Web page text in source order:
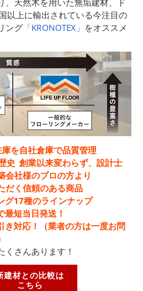
以上に輸出されている今注目の
ング「KRONOTEX」 をオススメ
を自社倉庫で品質管理
史 創業以来変わらず、設計士
会社様のプロの方より
だく信頼のある商品
グ17種のラインナップ
短当日発送！
対応！（業者の方は一度お問
くさんあります！
建材との比較は
こちら